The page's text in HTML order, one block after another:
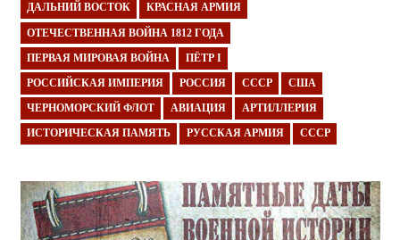
ДАЛЬНИЙ ВОСТОК КРАСНАЯ АРМИЯ
ОТЕЧЕСТВЕННАЯ ВОЙНА 1812 ГОДА
ПЕРВАЯ МИРОВАЯ ВОЙНА ПЁТР I
РОССИЙСКАЯ ИМПЕРИЯ РОССИЯ СССР США
ЧЕРНОМОРСКИЙ ФЛОТ АВИАЦИЯ АРТИЛЛЕРИЯ
ИСТОРИЧЕСКАЯ ПАМЯТЬ РУССКАЯ АРМИЯ СССР